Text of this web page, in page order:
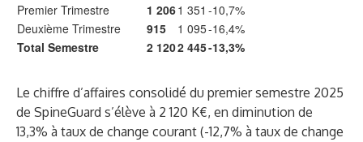
Premier Trimestre
1 2061 351 -10,7%
Deuxième Trimestre
915 1 095-16,4%
Total Semestre
2 1202 445-13,3%
Le chiffre d’affaires consolidé du premier semestre 2025
de SpineGuard s’élève à 2 120 K€, en diminution de
13,3% à taux de change courant (-12,7% à taux de change